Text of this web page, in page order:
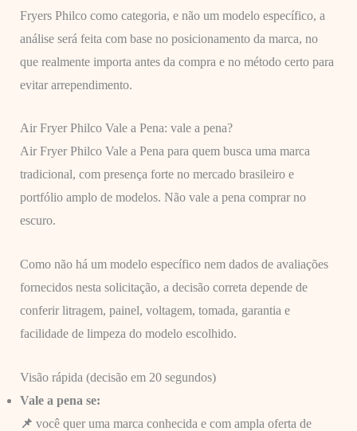
Fryers Philco como categoria, e não um modelo específico, a
análise será feita com base no posicionamento da marca, no
que realmente importa antes da compra e no método certo para
evitar arrependimento.
Air Fryer Philco Vale a Pena: vale a pena?
Air Fryer Philco Vale a Pena para quem busca uma marca
tradicional, com presença forte no mercado brasileiro e
portfólio amplo de modelos. Não vale a pena comprar no
escuro.
Como não há um modelo específico nem dados de avaliações
fornecidos nesta solicitação, a decisão correta depende de
conferir litragem, painel, voltagem, tomada, garantia e
facilidade de limpeza do modelo escolhido.
Visão rápida (decisão em 20 segundos)
Vale a pena se:
📌 você quer uma marca conhecida e com ampla oferta de